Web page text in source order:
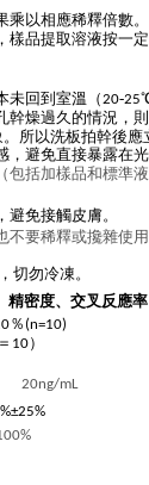
以相應稀釋倍數。
樣品提取溶液按一
未回到室溫（20-25
幹燥過久的情況，
所以洗板拍幹後應
避免直接暴露在光
（包括加樣品和標準
避免接觸皮膚。
不要稀釋或攙雜使
切勿冷凍。
精密度、交叉反應率
％ (n=10)
＝ 10）
20ng/mL